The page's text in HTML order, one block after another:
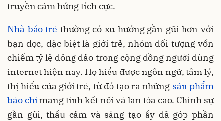
truyền cảm hứng tích cực.
Nhà báo trẻ thường có xu hướng gần gũi hơn với
bạn đọc, đặc biệt là giới trẻ, nhóm đối tượng vốn
chiếm tỷ lệ đông đảo trong cộng đồng người dùng
internet hiện nay. Họ hiểu được ngôn ngữ, tâm lý,
thị hiếu của giới trẻ, từ đó tạo ra những sản phẩm
báo chí mang tính kết nối và lan tỏa cao. Chính sự
gần gũi, thấu cảm và sáng tạo ấy đã góp phần